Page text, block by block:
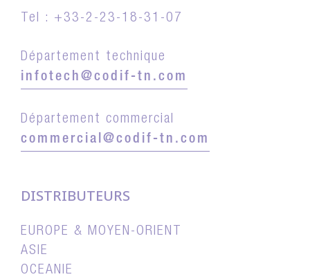
Tel : +33-2-23-18-31-07
Département technique
infotech@codif-tn.com
Département commercial
commercial@codif-tn.com
DISTRIBUTEURS
EUROPE & MOYEN-ORIENT
ASIE
OCEANIE